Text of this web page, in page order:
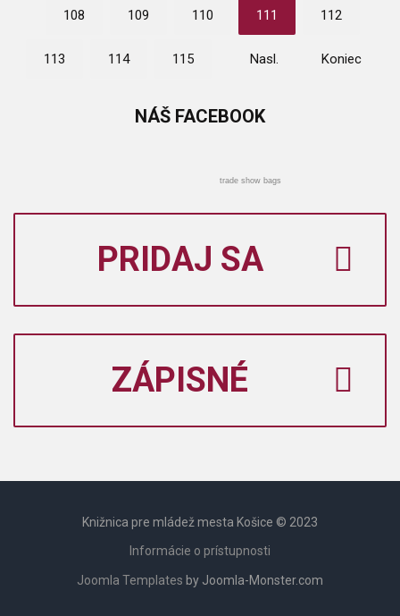
108 109 110 111 112
113 114 115 Nasl. Koniec
NÁŠ FACEBOOK
trade show bags
PRIDAJ SA
ZÁPISNÉ
Knižnica pre mládež mesta Košice © 2023
Informácie o prístupnosti
Joomla Templates by Joomla-Monster.com